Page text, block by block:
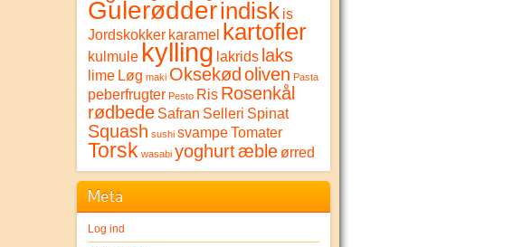
Gulerødderindisk is
Jordskokker karamel kartofler
kulmule kylling lakrids laks
lime Løg maki Oksekød oliven Pasta
peberfrugter Pesto Ris Rosenkål
rødbede Safran Selleri Spinat
Squash sushi svampeTomater
Torsk wasabi yoghurtæble ørred
Meta
Log ind